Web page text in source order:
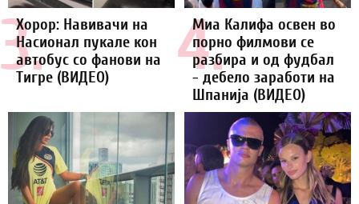
3.
Хорор: Навивачи на
Насионал пукале кон
автобус со фанови на
Тигре (ВИДЕО)
4.
Миа Калифа освен во
порно филмови се
разбира и од фудбал
- дебело заработи на
Шпанија (ВИДЕО)